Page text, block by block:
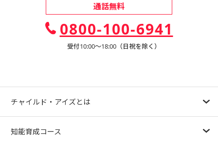
通話無料
0800-100-6941
受付10:00〜18:00（日祝を除く）
チャイルド・アイズとは
幼児教育が注目される理由
子育て応援ナビ
やる気スイッチグループについて
知能育成コース